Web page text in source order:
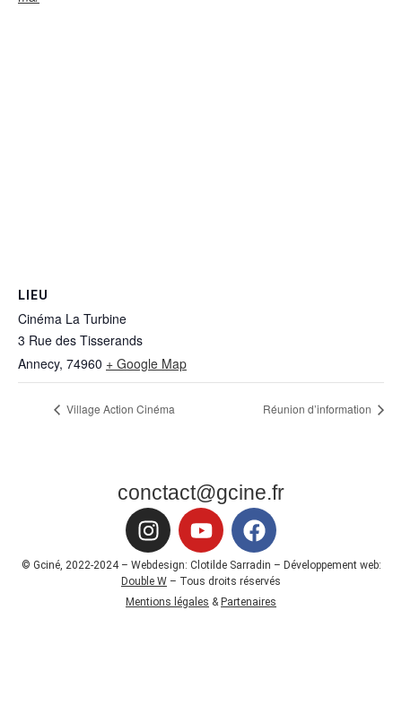
LIEU
Cinéma La Turbine
3 Rue des Tisserands
Annecy, 74960 + Google Map
Village Action Cinéma Réunion d’information
conctact@gcine.fr
© Gciné, 2022-2024 – Webdesign: Clotilde Sarradin – Développement web:
Double W – Tous droits réservés
Mentions légales & Partenaires